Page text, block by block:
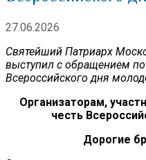
27.06.2026
Святейший Патриарх
выступил с обращением
Всероссийского дня
Организаторам,
честь
Дорогие